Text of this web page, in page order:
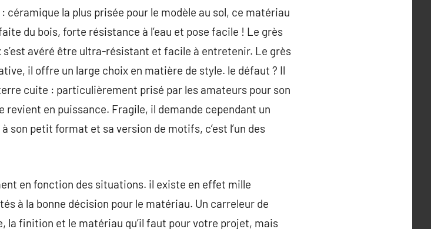
la plus prisée pour le modèle au sol, ce matériau
du bois, forte résistance à l’eau et pose facile ! Le grès
avéré être ultra-résistant et facile à entretenir. Le grès
il offre un large choix en matière de style. le défaut ? Il
cuite : particulièrement prisé par les amateurs pour son
en puissance. Fragile, il demande cependant un
petit format et sa version de motifs, c’est l’un des
en fonction des situations. il existe en effet mille
à la bonne décision pour le matériau. Un carreleur de
finition et le matériau qu’il faut pour votre projet, mais